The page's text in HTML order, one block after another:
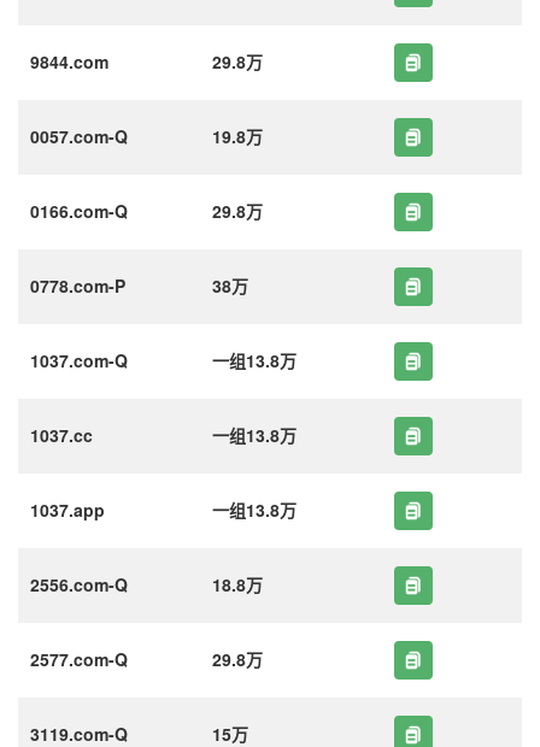
9844.com 29.8万
0057.com-Q 19.8万
0166.com-Q 29.8万
0778.com-P 38万
1037.com-Q 一组13.8万
1037.cc 一组13.8万
1037.app 一组13.8万
2556.com-Q 18.8万
2577.com-Q 29.8万
3119.com-Q 15万